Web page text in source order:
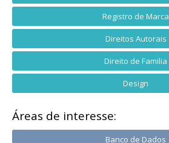
Registro de Marca
Direitos Autorais
Direito de Familia
Design
Áreas de interesse:
Banco de Dados